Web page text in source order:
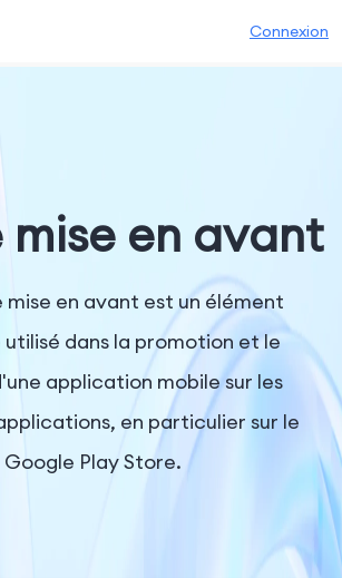
Connexion
mise en avant
mise en avant est un élément
dans la promotion et le
application mobile sur les
en particulier sur le
Google Play Store.